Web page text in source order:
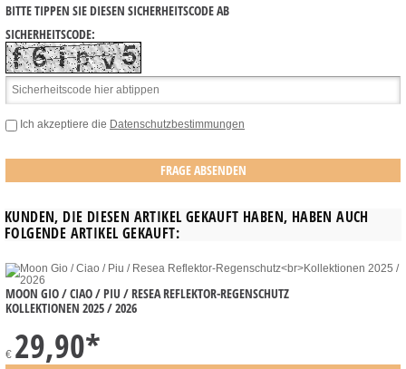
BITTE TIPPEN SIE DIESEN SICHERHEITSCODE AB
SICHERHEITSCODE:
Ich akzeptiere die Datenschutzbestimmungen
KUNDEN, DIE DIESEN ARTIKEL GEKAUFT HABEN, HABEN AUCH
FOLGENDE ARTIKEL GEKAUFT:
MOON GIO / CIAO / PIU / RESEA REFLEKTOR-REGENSCHUTZ
KOLLEKTIONEN 2025 / 2026
€ 29,90*